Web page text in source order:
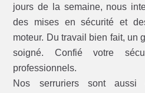
jours de la semaine, nous
des mises en sécurité et
moteur. Du travail bien fait, un
soigné. Confié votre
professionnels.
Nos serruriers sont aussi